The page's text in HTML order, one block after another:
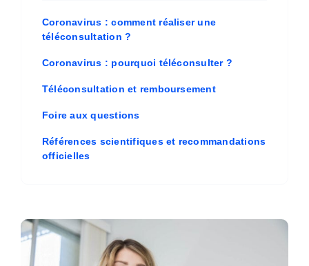
Coronavirus : comment réaliser une
téléconsultation ?
Coronavirus : pourquoi téléconsulter ?
Téléconsultation et remboursement
Foire aux questions
Références scientifiques et recommandations
officielles